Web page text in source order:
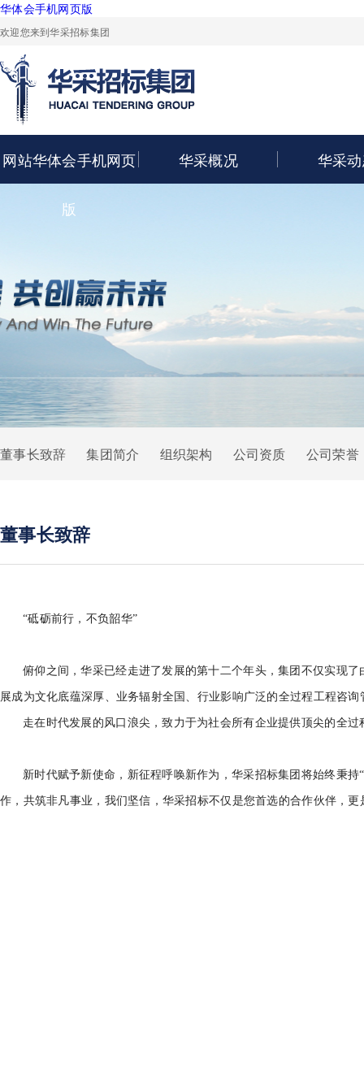
华体会手机网页版
欢迎您来到华采招标集团
网站华体会手机网页
版
华采概况 华采
董事长致辞 集团简介 组织架构 公司资质 公司荣誉
董事长致辞
“砥砺前行，不负韶华”
俯仰之间，华采已经走进了发展的第十二个年头，集团不仅实现
展成为文化底蕴深厚、业务辐射全国、行业影响广泛的全过程工程咨询
走在时代发展的风口浪尖，致力于为社会所有企业提供顶尖的全
新时代赋予新使命，新征程呼唤新作为，华采招标集团将始终秉
作，共筑非凡事业，我们坚信，华采招标不仅是您首选的合作伙伴，